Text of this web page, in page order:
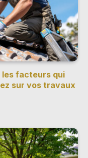
facteurs qui
sur vos travaux